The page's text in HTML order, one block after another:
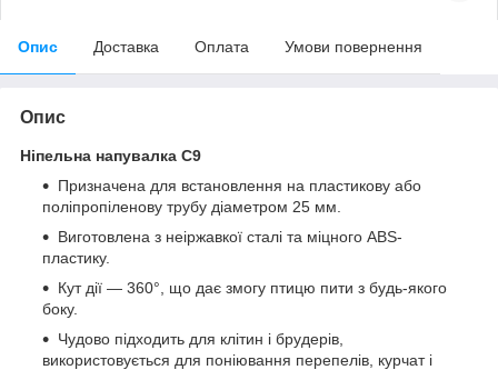
Опис Доставка Оплата Умови повернення
Опис
Ніпельна напувалка C9
Призначена для встановлення на пластикову або
поліпропіленову трубу діаметром 25 мм.
Виготовлена з неіржавкої сталі та міцного ABS-
пластику.
Кут дії — 360°, що дає змогу птицю пити з будь-якого
боку.
Чудово підходить для клітин і брудерів,
використовується для поніювання перепелів, курчат і